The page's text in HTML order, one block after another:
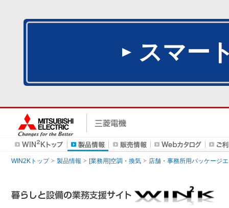
スマー
WIN2Kトップ 製品情報 [業務用]空調・換気 店舗・事務所用パッケージ